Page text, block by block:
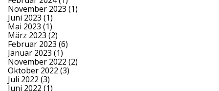
November 2023 (1)
Juni 2023 (1)
Mai 2023 (1)
März 2023 (2)
Februar 2023 (6)
Januar 2023 (1)
November 2022 (2)
Oktober 2022 (3)
Juli 2022 (3)
Juni 2022 (1)